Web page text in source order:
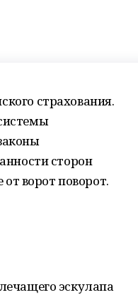
страхования.
сторон
ворот поворот.
эскулапа